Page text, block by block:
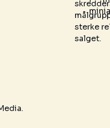
sterke
salget.